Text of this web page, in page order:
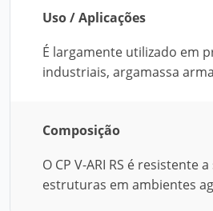
Uso / Aplicações
É largamente utilizado em
industriais, argamassa
Composição
O CP V-ARI RS é
estruturas em ambientes